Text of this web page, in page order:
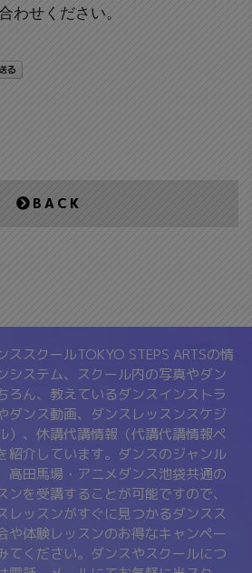
わせください。
BACK
ススクールTOKYO STEPS ARTSの情
システム、スクール内の写真やダン
ろん、教えているダンスインストラ
ダンス動画、ダンスレッスンスケジ
）、休講代講情報（代講代講情報ペ
紹介しています。ダンスのジャンル
高田馬場・アニメダンス池袋共通の
を受講することが可能ですので、
レッスンがすぐに見つかるダンスス
や体験レッスンのお得なキャンペー
てください。ダンスやスクールにつ